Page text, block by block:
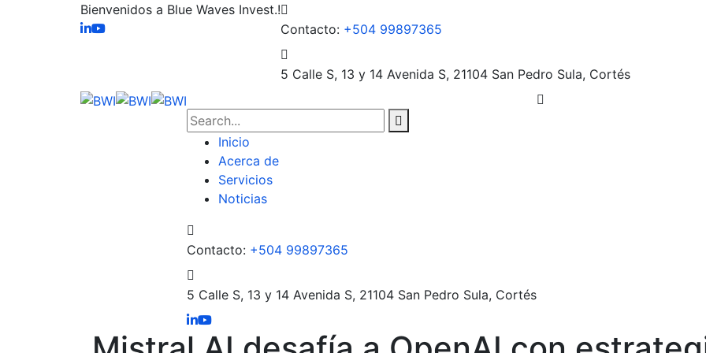
Bienvenidos a Blue Waves Invest.!
Contacto: +504 99897365
5 Calle S, 13 y 14 Avenida S, 21104 San Pedro Sula, Cortés
Inicio
Acerca de
Servicios
Noticias
Contacto: +504 99897365
5 Calle S, 13 y 14 Avenida S, 21104 San Pedro Sula, Cortés